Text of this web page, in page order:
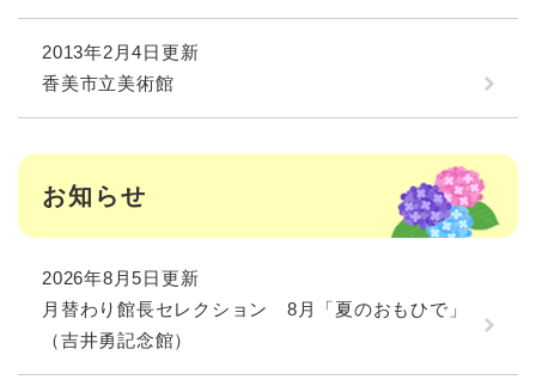
2013年2月4日更新
香美市立美術館
お知らせ
2026年8月5日更新
月替わり館長セレクション 8月「夏のおもひで」
（吉井勇記念館）